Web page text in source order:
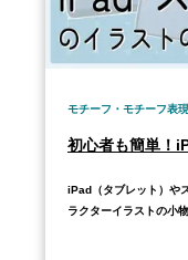
モチーフ・モチーフ表現
iPad（タブレット）や
ラクターイラストの小
ソフトで以下の機能が